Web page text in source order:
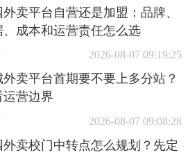
外卖平台自营还是加盟：品牌、
、成本和运营责任怎么选
2026-08-07 09:19:25
外卖平台首期要不要上多分站？
运营边界
2026-08-07 09:08:28
外卖校门中转点怎么规划？先定